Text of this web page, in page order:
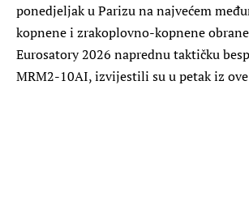
ponedjeljak u Parizu na najvećem
kopnene i zrakoplovno-kopnene
Eurosatory 2026 naprednu taktičku
MRM2-10AI, izvijestili su u petak iz